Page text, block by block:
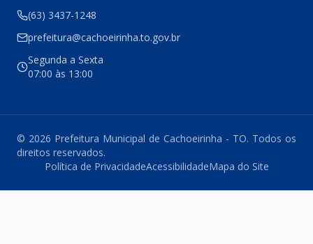
(63) 3437-1248
prefeitura@cachoeirinha.to.gov.br
Segunda a Sexta
07:00 às 13:00
© 2026 Prefeitura Municipal de Cachoeirinha - TO. Todos os
direitos reservados.
Política de PrivacidadeAcessibilidadeMapa do Site